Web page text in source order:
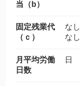
当（b）
固定残業代
（ｃ）
なし
なし
月平均労働
日数
日